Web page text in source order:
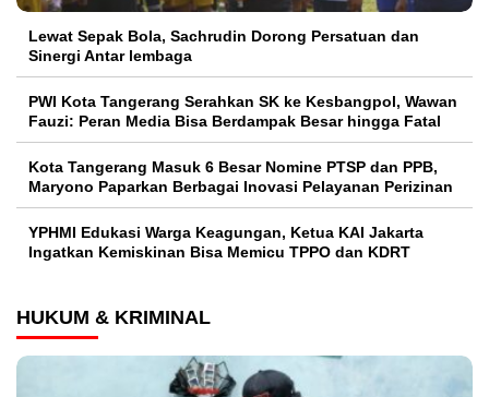
Lewat Sepak Bola, Sachrudin Dorong Persatuan dan
Sinergi Antar lembaga
PWI Kota Tangerang Serahkan SK ke Kesbangpol, Wawan
Fauzi: Peran Media Bisa Berdampak Besar hingga Fatal
Kota Tangerang Masuk 6 Besar Nomine PTSP dan PPB,
Maryono Paparkan Berbagai Inovasi Pelayanan Perizinan
YPHMI Edukasi Warga Keagungan, Ketua KAI Jakarta
Ingatkan Kemiskinan Bisa Memicu TPPO dan KDRT
HUKUM & KRIMINAL